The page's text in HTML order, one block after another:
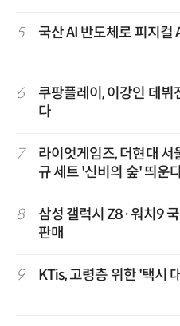
5 국산 AI 반도체로 피지
6
쿠팡플레이, 이강인 데
다
7
라이엇게임즈, 더현대
규 세트 '신비의 숲' 띄운
8
삼성 갤럭시 Z8·워치9
판매
9 KTis, 고령층 위한 '택시